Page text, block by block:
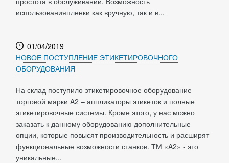
использованияпленки как вручную, так и в...
01/04/2019
НОВОЕ ПОСТУПЛЕНИЕ ЭТИКЕТИРОВОЧНОГО
ОБОРУДОВАНИЯ
На склад поступило этикетировочное оборудование
торговой марки A2 – аппликаторы этикеток и полные
этикетировочные системы. Кроме этого, у нас можно
заказать к данному оборудованию дополнительные
опции, которые повысят производительность и расширят
функциональные возможности станков. ТМ «A2» - это
уникальные...